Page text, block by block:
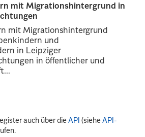
mit Migrationshintergrund in
mit Migrationshintergrund
und
in Leipziger
in öffentlicher und
auch über dieAPI (sieheAPI-